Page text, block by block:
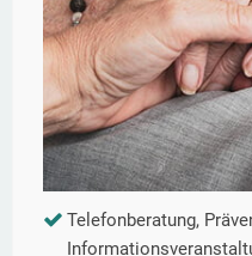
Telefonberatung,